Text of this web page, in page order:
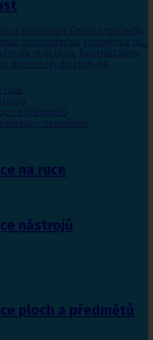
prostředky, Čistící prostředky
prostředky do koupelny a WC,
na mytí oken, Neutralizátory
prostředky do kuchyně
ruce
a předmětů
dezinfekce
na ruce
nástrojů
ploch a předmětů